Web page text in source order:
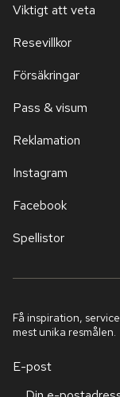
Viktigt att veta
Resevillkor
Försäkringar
Pass & visum
Reklamation
Instagram
Facebook
Spellistor
Få inspiration,
mest unika resmålen.
E-post